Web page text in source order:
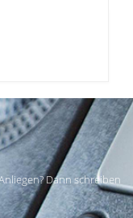
Dann schreiben